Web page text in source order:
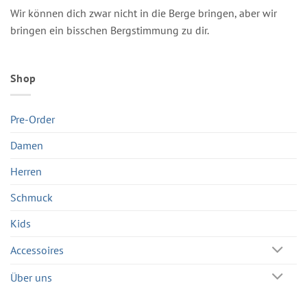
Wir können dich zwar nicht in die Berge bringen, aber wir
bringen ein bisschen Bergstimmung zu dir.
Shop
Pre-Order
Damen
Herren
Schmuck
Kids
Accessoires
Über uns